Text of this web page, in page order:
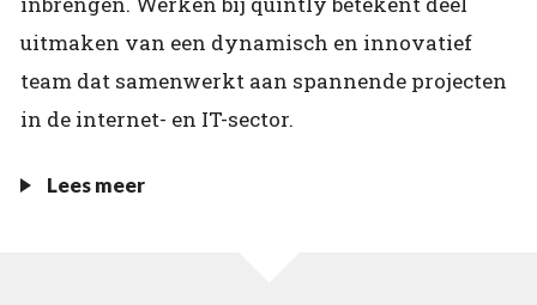
uitmaken van een dynamisch en innovatief
team dat samenwerkt aan spannende projecten
in de internet- en IT-sector.
Lees meer